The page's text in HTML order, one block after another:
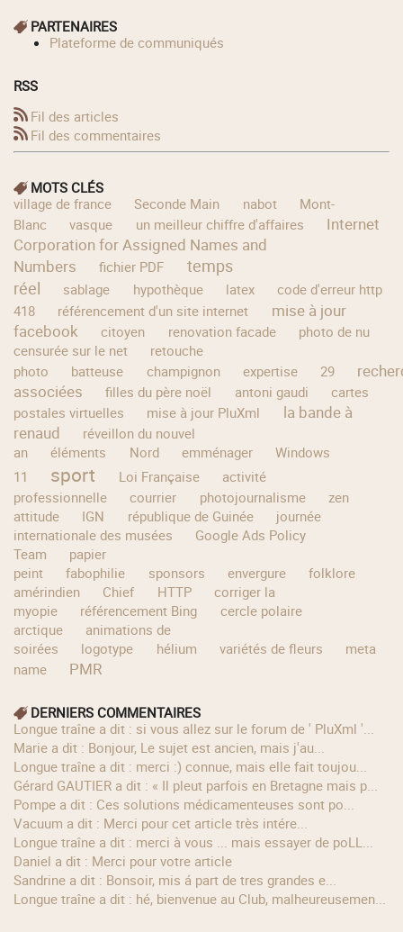
PARTENAIRES
Plateforme de communiqués
RSS
Fil des articles
Fil des commentaires
MOTS CLÉS
village de france
Seconde Main nabot
Mont-
Blanc
vasque un meilleur chiffre d'affaires
Internet
Corporation for Assigned Names and
Numbers
fichier PDF
temps
réel
sablage hypothèque latex
code d'erreur http
418
référencement d'un site internet
mise à jour
facebook
citoyen renovation facade
photo de nu
censurée sur le net
retouche
photo
batteuse champignon expertise 29
associées
filles du père noël antoni gaudi
cartes
postales virtuelles
mise à jour PluXml
la bande à
renaud
réveillon du nouvel
an
éléments Nord emménager
Windows
11
sport Loi Française
activité
professionnelle
courrier photojournalisme
zen
attitude
IGN république de Guinée
journée
internationale des musées
Google Ads Policy
Team
papier
peint
fabophilie sponsors envergure
folklore
amérindien
Chief HTTP
corriger la
myopie
référencement Bing
cercle polaire
arctique
animations de
soirées
logotype hélium variétés de fleurs
meta
name
PMR
DERNIERS COMMENTAIRES
longue traîne a dit : si vous allez sur le forum de ' PluXml '...
Marie a dit : Bonjour, Le sujet est ancien, mais j'au...
longue traîne a dit : merci :) connue, mais elle fait toujou...
Gérard GAUTIER a dit : « Il pleut parfois en Bretagne mais p...
Pompe a dit : Ces solutions médicamenteuses sont po...
Vacuum a dit : Merci pour cet article très intére...
longue traîne a dit : merci à vous ... mais essayer de poLL...
Daniel a dit : Merci pour votre article
Sandrine a dit : Bonsoir, mis á part de tres grandes e...
longue traîne a dit : hé, bienvenue au Club, malheureusemen...